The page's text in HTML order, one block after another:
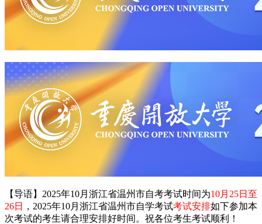
【导语】2025年10月浙江省温州市自考考试时间为10月25日至
26日
，2025年10月浙江省温州市自学考试考试安排如下参加本
次考试的考生请合理安排好时间。祝各位考生考试顺利！